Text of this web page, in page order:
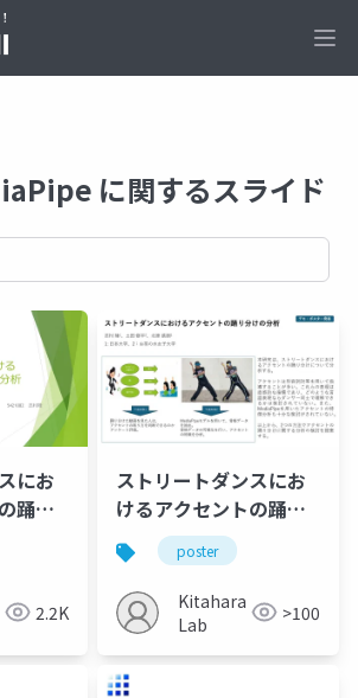
に関するスライド
にお
踊り
2.2K
ストリートダンスにお
けるアクセントの踊り
分けの分析
poster
Kitahara
Lab
>100